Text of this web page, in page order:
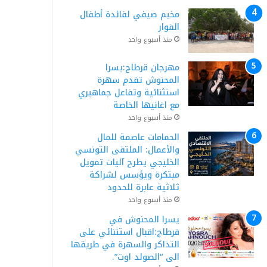
مخيم صيفي لفائدة أطفال
الفوار
منذ أسبوع واحد
مهرجان قرطاج:يسرا
المحنوش تقدم سهرة
استثنائية وتفاعل جماهيري
مع اغانيها الخاصة
منذ أسبوع واحد
الحمامات عاصمة للمال
والأعمال: الملتقى التونسي
الخليجي يطرح آليات تمويل
مبتكرة ويؤسس لشراكة
ثلاثية عابرة للحدود
منذ أسبوع واحد
يسرا المحنوش في
قرطاج:اقبال استثنائي على
التذاكر والسهرة في طريقها
الى “الصولد اوت”.